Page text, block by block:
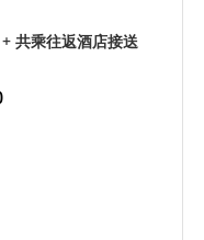
共乘往返酒店接送